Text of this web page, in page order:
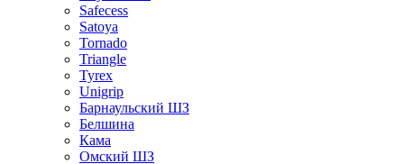
Safecess
Satoya
Tornado
Triangle
Tyrex
Unigrip
Барнаульский ШЗ
Белшина
Кама
Омский ШЗ